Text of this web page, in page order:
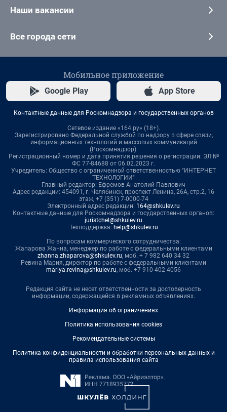
Наши вакансии
Все города сети
Мобильное приложение
Google Play App Store
Контактные данные для Роскомнадзора и государственных органов
Сетевое издание «164.ру» (18+).
Зарегистрировано Федеральной службой по надзору в сфере связи,
информационных технологий и массовых коммуникаций
(Роскомнадзор).
Регистрационный номер и дата принятия решения о регистрации: ЭЛ №
ФС 77-84688 от 06.02.2023 г.
Учредитель: Общество с ограниченной ответственностью "ИНТЕРНЕТ
ТЕХНОЛОГИИ"
Главный редактор: Ефремов Анатолий Павлович
Адрес редакции: 454091, г. Челябинск, проспект Ленина, 26А, стр.2, 16
этаж, +7 (351) 7-0000-74
Электронный адрес редакции: 164@shkulev.ru
Контактные данные для Роскомнадзора и государственных органов:
juristchel@shkulev.ru
Техподдержка: help@shkulev.ru
По вопросам коммерческого сотрудничества:
Жапарова Жанна, менеджер по работе с федеральными клиентами
zhanna.zhaparova@shkulev.ru, моб. + 7 982 640 34 32
Ревина Мария, директор по работе с федеральными клиентами
mariya.revina@shkulev.ru, моб. +7 910 402 4056
Редакция сайта не несет ответственности за достоверность
информации, содержащейся в рекламных объявлениях.
Информация об ограничениях
Политика использования cookies
Рекомендательные системы
Политика конфиденциальности и обработки персональных данных и
правила использования сайта